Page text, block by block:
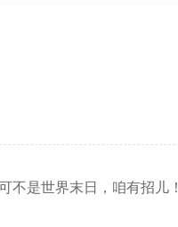
是世界末日，咱有招儿！